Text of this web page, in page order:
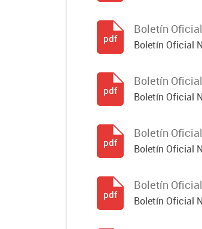
Boletín Oficial
Boletín Oficial
pdf
Boletín
Boletín Oficial
pdf
Boletín
Boletín Oficial
pdf
Boletín
Boletín Oficial
pdf